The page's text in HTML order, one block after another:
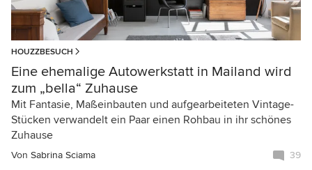
HOUZZBESUCH
Eine ehemalige Autowerkstatt in Mailand wird
zum „bella“ Zuhause
Mit Fantasie, Maßeinbauten und aufgearbeiteten Vintage-
Stücken verwandelt ein Paar einen Rohbau in ihr schönes
Zuhause
Von Sabrina Sciama 39